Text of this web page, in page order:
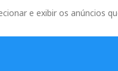
e exibir os anúncios